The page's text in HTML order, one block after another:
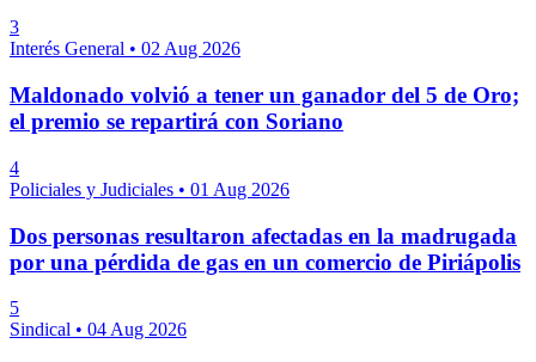
3
Interés General • 02 Aug 2026
Maldonado volvió a tener un ganador del 5 de Oro;
el premio se repartirá con Soriano
4
Policiales y Judiciales • 01 Aug 2026
Dos personas resultaron afectadas en la madrugada
por una pérdida de gas en un comercio de Piriápolis
5
Sindical • 04 Aug 2026